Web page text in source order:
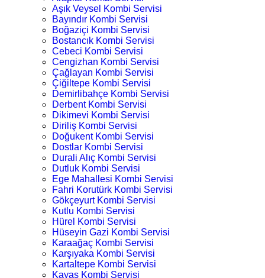
Aşık Veysel Kombi Servisi
Bayındır Kombi Servisi
Boğaziçi Kombi Servisi
Bostancık Kombi Servisi
Cebeci Kombi Servisi
Cengizhan Kombi Servisi
Çağlayan Kombi Servisi
Çiğiltepe Kombi Servisi
Demirlibahçe Kombi Servisi
Derbent Kombi Servisi
Dikimevi Kombi Servisi
Diriliş Kombi Servisi
Doğukent Kombi Servisi
Dostlar Kombi Servisi
Durali Alıç Kombi Servisi
Dutluk Kombi Servisi
Ege Mahallesi Kombi Servisi
Fahri Korutürk Kombi Servisi
Gökçeyurt Kombi Servisi
Kutlu Kombi Servisi
Hürel Kombi Servisi
Hüseyin Gazi Kombi Servisi
Karaağaç Kombi Servisi
Karşıyaka Kombi Servisi
Kartaltepe Kombi Servisi
Kayaş Kombi Servisi